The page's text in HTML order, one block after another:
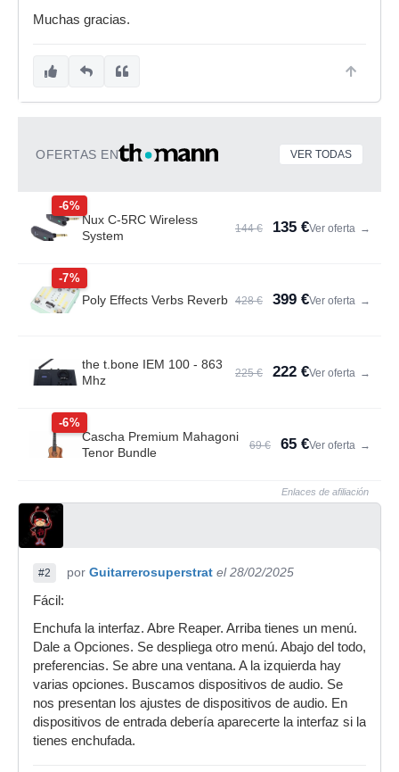
Muchas gracias.
OFERTAS EN VER TODAS
-6%
Nux C-5RC Wireless
System
144 € 135 €Ver oferta →
-7%
Poly Effects Verbs Reverb 428 € 399 €Ver oferta →
the t.bone IEM 100 - 863
Mhz
225 € 222 €Ver oferta →
-6%
Cascha Premium Mahagoni
Tenor Bundle
69 € 65 €Ver oferta →
Enlaces de afiliación
#2 por Guitarrerosuperstrat el 28/02/2025
Fácil:
Enchufa la interfaz. Abre Reaper. Arriba tienes un menú.
Dale a Opciones. Se despliega otro menú. Abajo del todo,
preferencias. Se abre una ventana. A la izquierda hay
varias opciones. Buscamos dispositivos de audio. Se
nos presentan los ajustes de dispositivos de audio. En
dispositivos de entrada debería aparecerte la interfaz si la
tienes enchufada.